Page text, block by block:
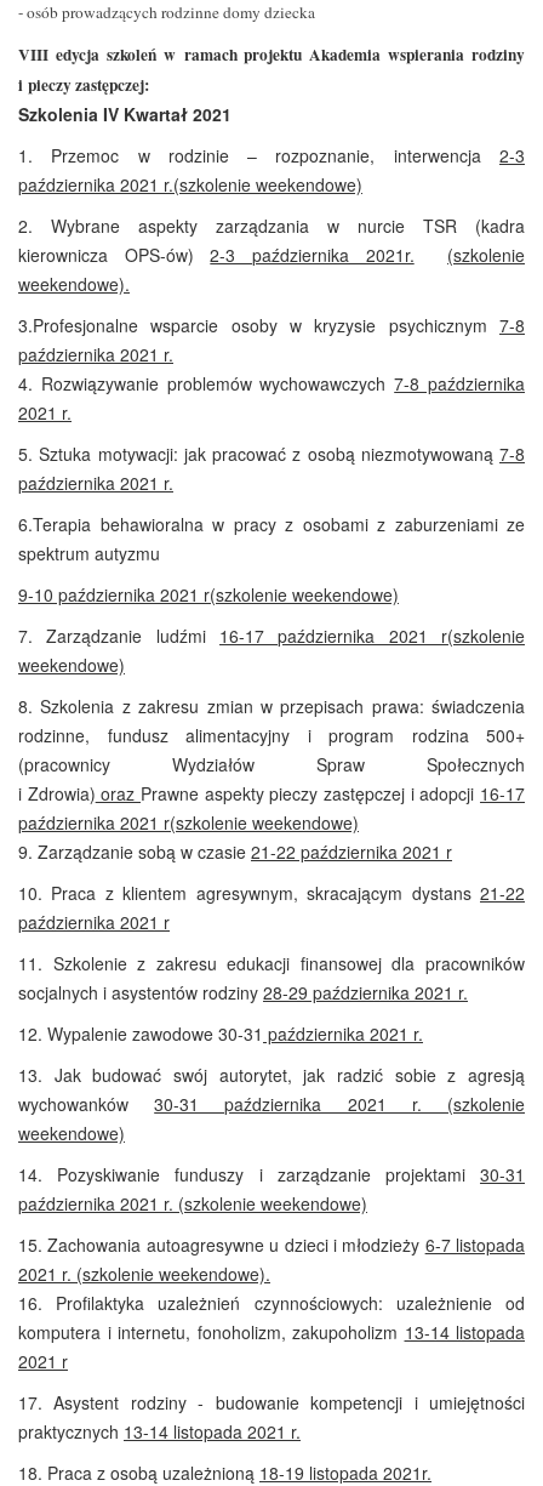
- osób prowadzących rodzinne domy dziecka
VIII edycja szkoleń w ramach projektu Akademia wspierania rodziny
i pieczy zastępczej:
Szkolenia IV Kwartał 2021
1. Przemoc w rodzinie – rozpoznanie, interwencja2-3
października 2021 r.(szkolenie weekendowe)
2. Wybrane aspekty zarządzania w nurcie TSR (kadra
kierownicza OPS-ów)2-3października 2021r.
(szkolenie
weekendowe).
3.Profesjonalne wsparcie osoby w kryzysie psychicznym 7-8
października 2021 r.
4. Rozwiązywanie problemów wychowawczych7-8 października
2021 r.
5. Sztuka motywacji: jak pracować z osobą niezmotywowaną 7-8
października 2021 r.
6.Terapia behawioralna w pracy z osobami z zaburzeniami ze
spektrum autyzmu
9-10 października 2021 r(szkolenie weekendowe)
7.Zarządzanie ludźmi 16-17 października 2021 r(szkolenie
weekendowe)
8. Szkolenia z zakresu zmian w przepisach prawa: świadczenia
rodzinne, fundusz alimentacyjny i program rodzina 500+
(pracownicy Wydziałów Spraw Społecznych
i Zdrowia) oraz Prawne aspekty pieczy zastępczej i adopcji 16-17
października 2021 r(szkolenie weekendowe)
9. Zarządzanie sobą w czasie 21-22 października 2021 r
10. Praca z klientem agresywnym, skracającym dystans 21-22
października 2021 r
11. Szkolenie z zakresu edukacji finansowej dla pracowników
socjalnych i asystentów rodziny 28-29 października 2021 r.
12. Wypalenie zawodowe 30-31 października 2021 r.
13. Jak budować swój autorytet, jak radzić sobie z agresją
wychowanków30-31 października 2021 r. (szkolenie
weekendowe)
14. Pozyskiwanie funduszy i zarządzanie projektami30-31
października 2021 r. (szkolenie weekendowe)
15.Zachowania autoagresywne u dzieci i młodzieży 6-7 listopada
2021 r. (szkolenie weekendowe).
16. Profilaktyka uzależnień czynnościowych: uzależnienie od
komputera i internetu, fonoholizm, zakupoholizm 13-14 listopada
2021 r
17.Asystent rodziny - budowanie kompetencji i umiejętności
praktycznych 13-14 listopada 2021 r.
18. Praca z osobą uzależnioną 18-19 listopada 2021r.